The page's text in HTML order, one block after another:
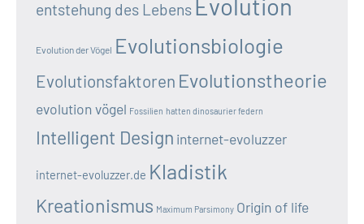
entstehung des Lebens Evolution
Evolution der Vögel Evolutionsbiologie
Evolutionsfaktoren Evolutionstheorie
evolution vögel Fossilien hatten dinosaurier federn
Intelligent Design internet-evoluzzer
internet-evoluzzer.de Kladistik
Kreationismus Maximum Parsimony Origin of life